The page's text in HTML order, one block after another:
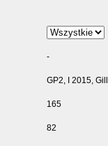
-
GP2, I 2015,
165
82